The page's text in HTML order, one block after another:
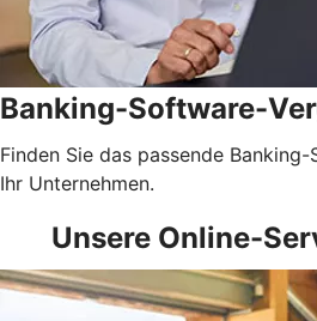
Banking-Software-
Finden Sie das passende
Ihr Unternehmen.
Unsere Online-